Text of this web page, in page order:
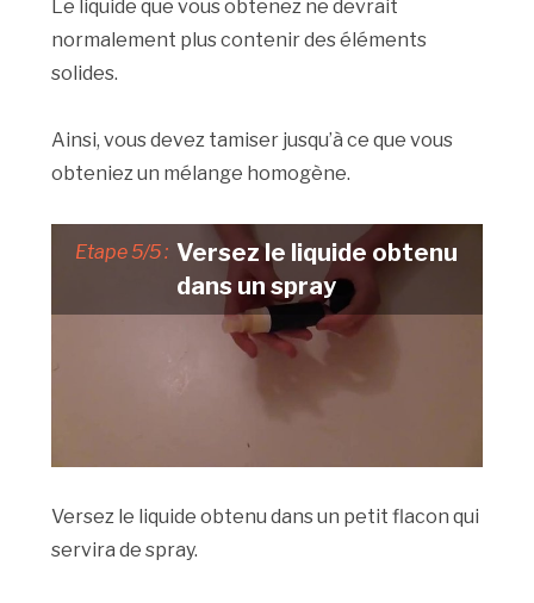
Le liquide que vous obtenez ne devrait
normalement plus contenir des éléments
solides.
Ainsi, vous devez tamiser jusqu’à ce que vous
obteniez un mélange homogène.
Etape 5/5 : Versez le liquide obtenu
dans un spray
Versez le liquide obtenu dans un petit flacon qui
servira de spray.